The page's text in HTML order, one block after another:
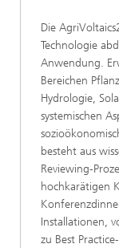
Die
Technologie
Anwendung.
Bereichen
Hydrologie,
systemischen
besteht aus
Reviewing-
hochkarätigen
Installationen,
zu Best